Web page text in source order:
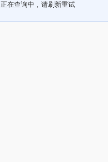
正在查询中，请刷新重试